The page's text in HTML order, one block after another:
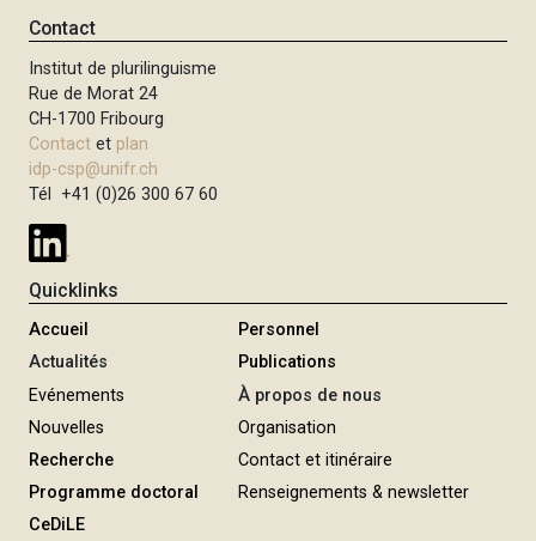
a
t
i
o
n
Contact
Institut de plurilinguisme
Rue de Morat 24
CH-1700 Fribourg
Contact et plan
idp-csp@unifr.ch
Tél +41 (0)26 300 67 60
Quicklinks
Accueil
Actualités
Evénements
Nouvelles
Recherche
Programme doctoral
CeDiLE
Personnel
Publications
À propos de nous
Organisation
Contact et itinéraire
Renseignements & newsletter